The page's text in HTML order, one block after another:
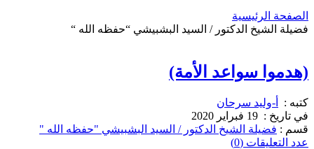
الصفحة الرئيسية
فضيلة الشيخ الدكتور / السيد البشبيشي “حفظه الله “
(هدموا سواعد الأمة)
كتبه :
أ-وليد سرحان
في تاريخ : 19 فبراير 2020
قسم : فضيلة الشيخ الدكتور / السيد البشبيشي "حفظه الله "
عدد التعليقات (0)